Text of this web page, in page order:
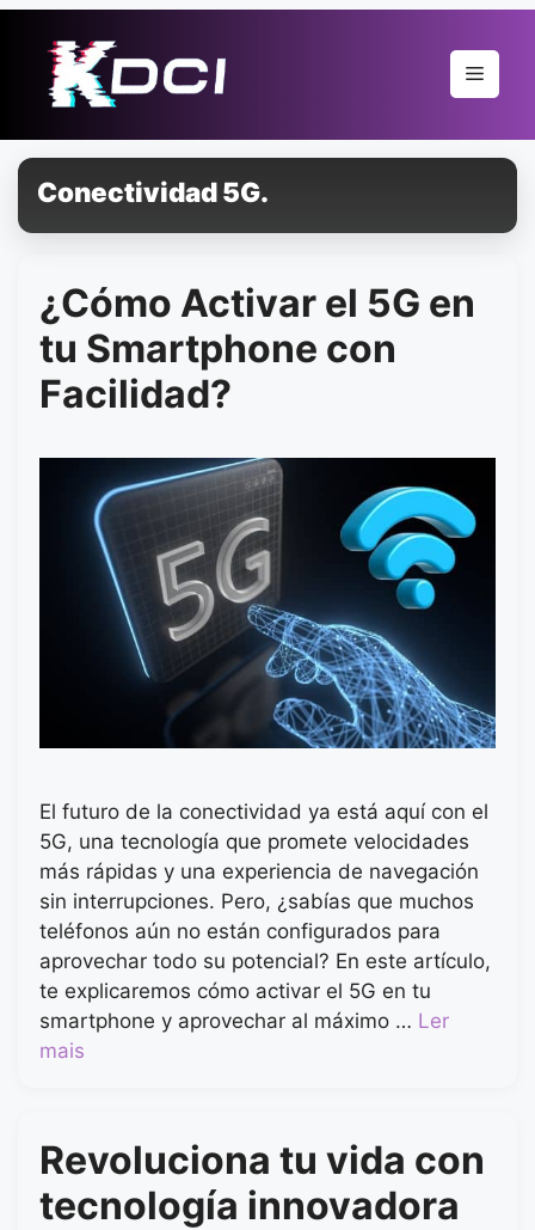
conteúdo
Menu
Conectividad 5G.
¿Cómo Activar el 5G en
tu Smartphone con
Facilidad?
El futuro de la conectividad ya está aquí con el
5G, una tecnología que promete velocidades
más rápidas y una experiencia de navegación
sin interrupciones. Pero, ¿sabías que muchos
teléfonos aún no están configurados para
aprovechar todo su potencial? En este artículo,
te explicaremos cómo activar el 5G en tu
smartphone y aprovechar al máximo … Ler
mais
Revoluciona tu vida con
tecnología innovadora